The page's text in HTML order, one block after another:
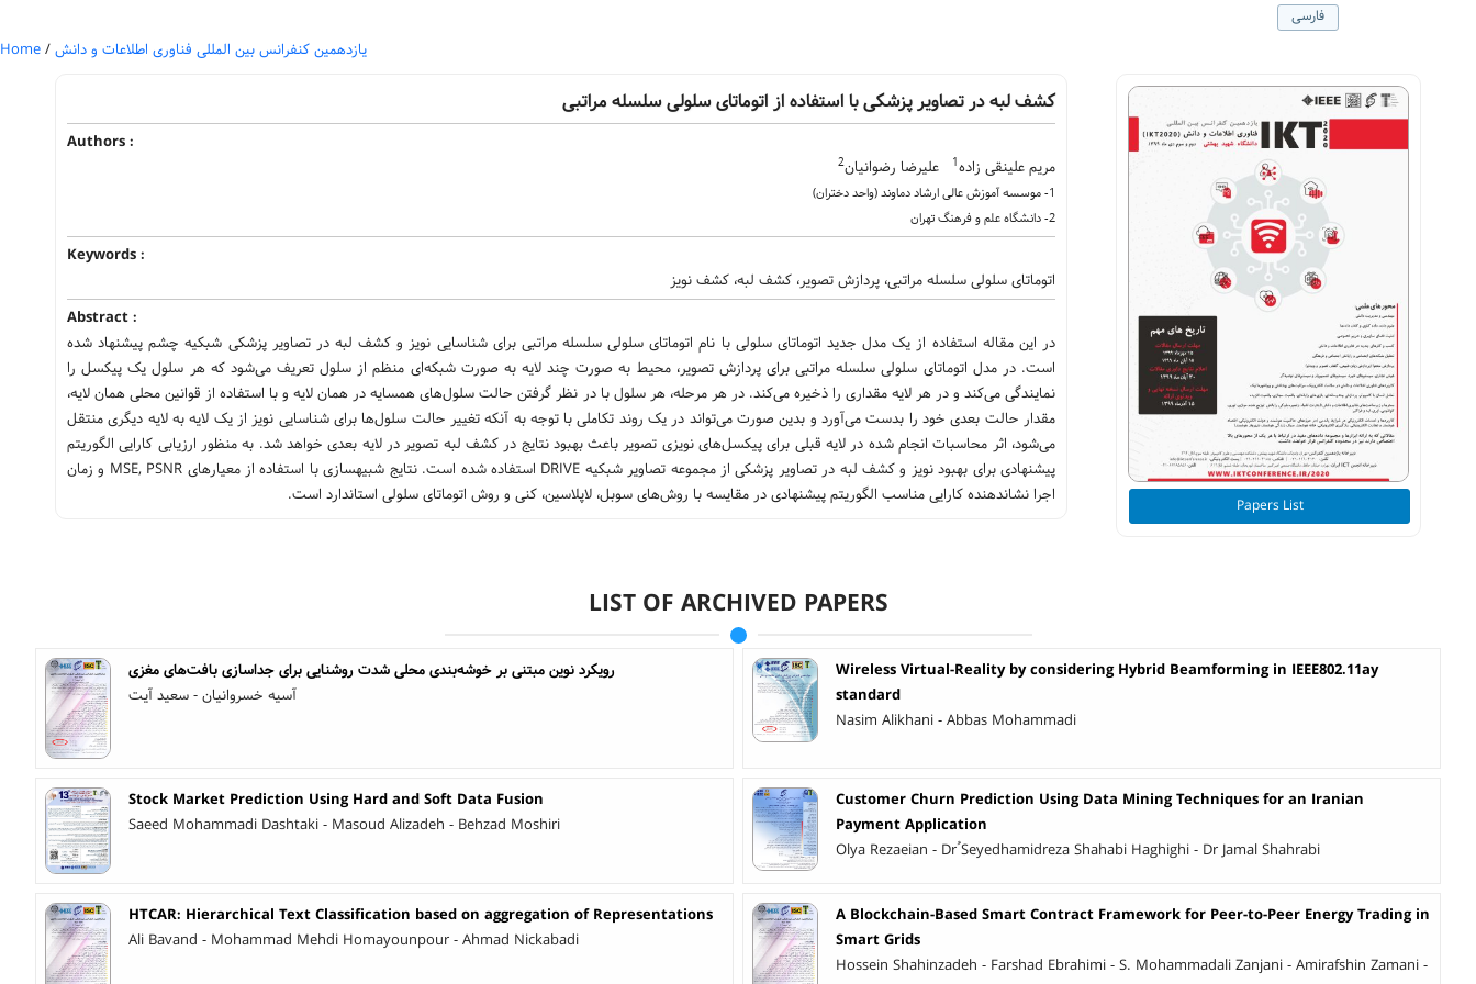
فارسی
Home / یازدهمین کنفرانس بین المللی فناوری اطلاعات و دانش
کشف لبه در تصاویر پزشکی با استفاده از اتوماتای سلولی سلسله مراتبی
Authors :
مریم علینقی زاده1 علیرضا رضوانیان2
1- موسسه آموزش عالی ارشاد دماوند (واحد دختران)
2- دانشگاه علم و فرهنگ تهران
Keywords :
اتوماتای سلولی سلسله مراتبی، پردازش تصویر، کشف لبه، کشف نویز
Abstract :
در این مقاله استفاده از یک مدل جدید اتوماتای سلولی با نام اتوماتای سلولی سلسله مراتبی برای شناسایی نویز و کشف لبه در تصاویر پزشکی شبکیه چشم پیشنهاد شده
است. در مدل اتوماتای سلولی سلسله مراتبی برای پردازش تصویر، محیط به صورت چند لایه به صورت شبکه‌ای منظم از سلول تعریف می‌شود که هر سلول یک پیکسل را
نمایندگی می‌کند و در هر لایه مقداری را ذخیره می‌کند. در هر مرحله، هر سلول با در نظر گرفتن حالت سلول‌های همسایه در همان لایه و با استفاده از قوانین محلی همان لایه،
مقدار حالت بعدی خود را بدست می‌آورد و بدین صورت می‌تواند در یک روند تکاملی با توجه به آنکه تغییر حالت سلول‌ها برای شناسایی نویز از یک لایه به لایه دیگری منتقل
می‌شود، اثر محاسبات انجام شده در لایه قبلی برای پیکسل‌های نویزی تصویر باعث بهبود نتایج در کشف لبه تصویر در لایه بعدی خواهد شد. به منظور ارزیابی کارایی الگوریتم
پیشنهادی برای بهبود نویز و کشف لبه در تصاویر پزشکی از مجموعه تصاویر شبکیه DRIVE استفاده شده است. نتایج شبیه‎سازی با استفاده از معیارهای MSE, PSNR و زمان
اجرا نشاندهنده کارایی مناسب الگوریتم پیشنهادی در مقایسه با روش‌های سوبل، لاپلاسین، کنی و روش اتوماتای سلولی استاندارد است.
Papers List
LIST OF ARCHIVED PAPERS
رویکرد نوین مبتنی بر خوشه‌بندی محلی شدت روشنایی برای جداسازی بافت‌های مغزی
آسیه خسروانیان - سعید آیت
Wireless Virtual-Reality by considering Hybrid Beamforming in IEEE802.11ay
standard
Nasim Alikhani - Abbas Mohammadi
Stock Market Prediction Using Hard and Soft Data Fusion
Saeed Mohammadi Dashtaki - Masoud Alizadeh - Behzad Moshiri
Customer Churn Prediction Using Data Mining Techniques for an Iranian
Payment Application
Olya Rezaeian - Dr ُSeyedhamidreza Shahabi Haghighi - Dr Jamal Shahrabi
HTCAR: Hierarchical Text Classification based on aggregation of Representations
Ali Bavand - Mohammad Mehdi Homayounpour - Ahmad Nickabadi
A Blockchain-Based Smart Contract Framework for Peer-to-Peer Energy Trading in
Smart Grids
Hossein Shahinzadeh - Farshad Ebrahimi - S. Mohammadali Zanjani - Amirafshin Zamani -